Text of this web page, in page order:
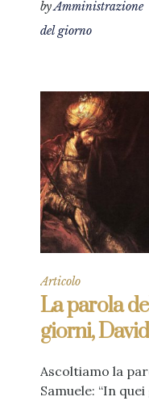
byAmministrazione
del giorno
Articolo
La parola
giorni,
Ascoltiamo la
Samuele: “In